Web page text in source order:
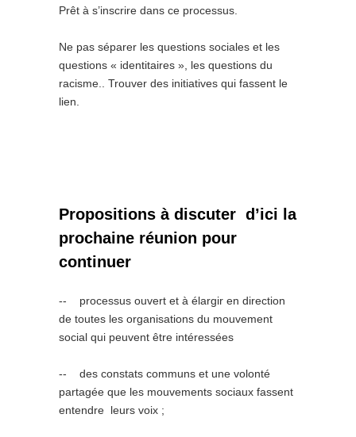
Prêt à s’inscrire dans ce processus.
Ne pas séparer les questions sociales et les
questions « identitaires », les questions du
racisme.. Trouver des initiatives qui fassent le
lien.
Propositions à discuter d’ici la
prochaine réunion pour
continuer
-­‐ processus ouvert et à élargir en direction
de toutes les organisations du mouvement
social qui peuvent être intéressées
-­‐ des constats communs et une volonté
partagée que les mouvements sociaux fassent
entendre leurs voix ;